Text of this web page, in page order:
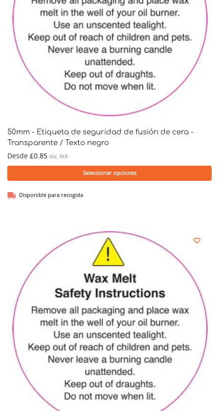
50mm - Etiqueta de seguridad de fusión de cera -
Transparente / Texto negro
Desde £0.85 inc. IVA
Seleccionar opciones
Disponible para recogida